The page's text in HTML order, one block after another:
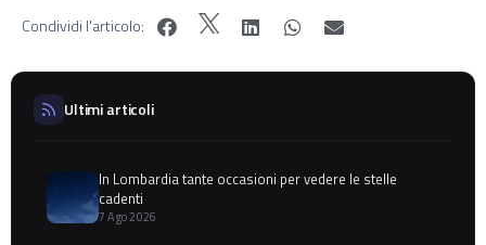
Condividi l'articolo:
Ultimi articoli
In Lombardia tante occasioni per vedere le stelle
cadenti
7 Ago 2026